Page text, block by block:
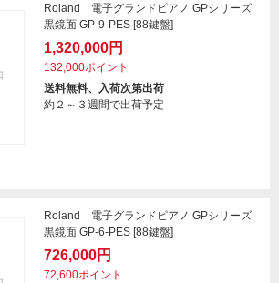
Roland 電子グランドピアノ GPシリーズ
黒鏡面 GP-9-PES [88鍵盤]
1,320,000円
132,000ポイント
送料無料、入荷次第出荷
約２～３週間で出荷予定
Roland 電子グランドピアノ GPシリーズ
黒鏡面 GP-6-PES [88鍵盤]
726,000円
72,600ポイント